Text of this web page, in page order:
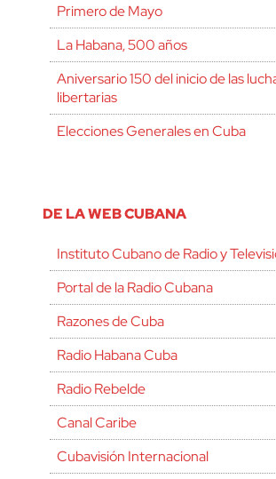
Primero de Mayo
La Habana, 500 años
Aniversario 150 del inicio de las
libertarias
Elecciones Generales en Cuba
DE LA WEB CUBANA
Instituto Cubano de Radio y
Portal de la Radio Cubana
Razones de Cuba
Radio Habana Cuba
Radio Rebelde
Canal Caribe
Cubavisión Internacional